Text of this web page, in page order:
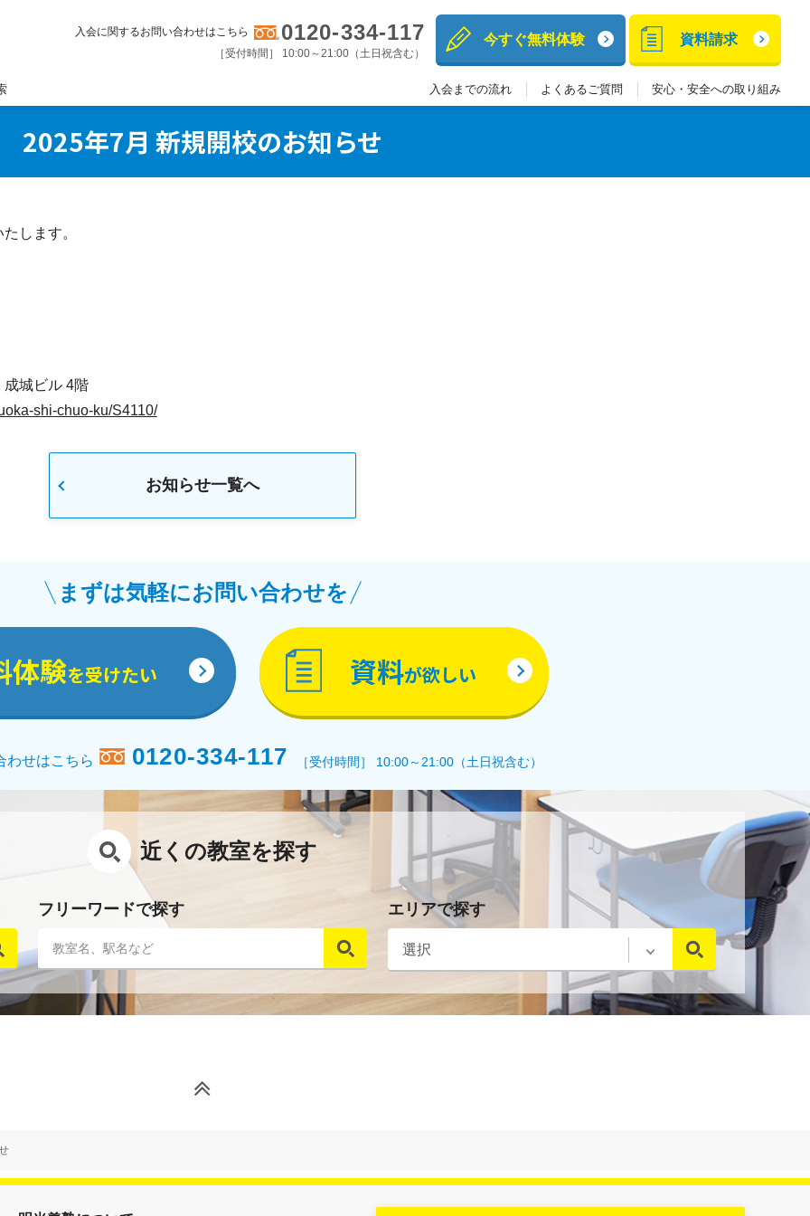
今すぐ無料体験 資料請求
入会に関するお問い合わせはこちら 0120-334-117
［受付時間］ 10:00～21:00（土日祝含む）
入会までの流れ よくあるご質問 安心・安全への取り組み
2025年7月 新規開校のお知らせ
します。
城ビル 4階
shi-chuo-ku/S4110/
お知らせ一覧へ
まずは気軽にお問い合わせを
体験を受けたい 資料が欲しい
わせはこちら 0120-334-117 ［受付時間］ 10:00～21:00（土日祝含む）
近くの教室を探す
フリーワードで探す エリアで探す